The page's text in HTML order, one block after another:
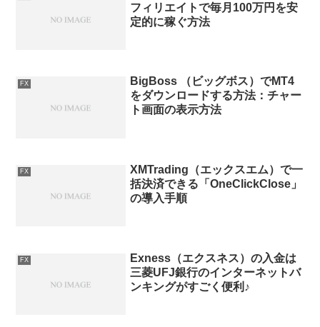
フィリエイトで毎月100万円を安
定的に稼ぐ方法
FX
BigBoss （ビッグボス）でMT4
をダウンロードする方法：チャー
ト画面の表示方法
FX
XMTrading（エックスエム）で一
括決済できる「OneClickClose」
の導入手順
FX
Exness（エクスネス）の入金は
三菱UFJ銀行のインターネットバ
ンキングがすごく便利♪